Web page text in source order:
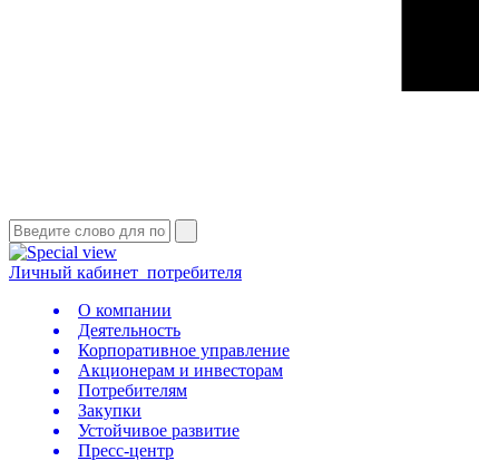
Личный кабинет потребителя
О компании
Деятельность
Корпоративное управление
Акционерам и инвесторам
Потребителям
Закупки
Устойчивое развитие
Пресс-центр